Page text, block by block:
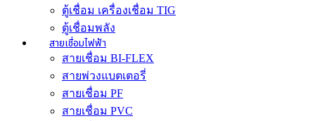
ตู้เชื่อม เครื่องเชื่อม TIG
ตู้เชื่อมพลัง
สายเชื่อมไฟฟ้า
สายเชื่อม BI-FLEX
สายพ่วงแบตเตอรี่
สายเชื่อม PF
สายเชื่อม PVC